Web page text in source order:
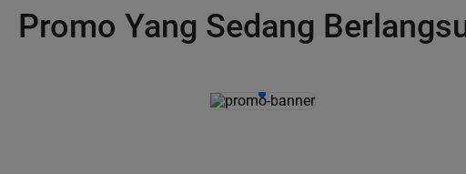
Promo Yang Sedang